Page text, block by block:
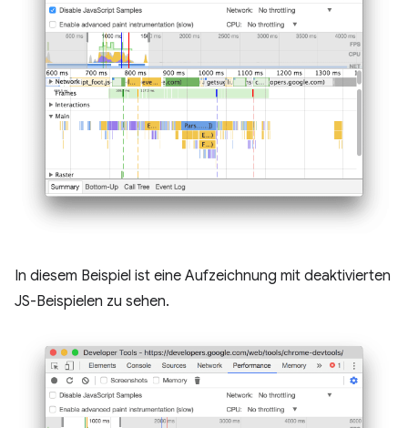
In diesem Beispiel ist eine Aufzeichnung mit deaktivierten
JS-Beispielen zu sehen.